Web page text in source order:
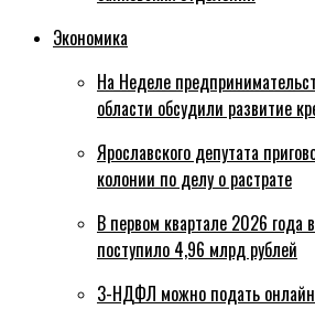
Экономика
На Неделе
области обсудили развитие
Ярославского депутата
колонии по делу о растрате
В первом квартале 2026 года
поступило 4,96 млрд рублей
3-НДФЛ можно подать